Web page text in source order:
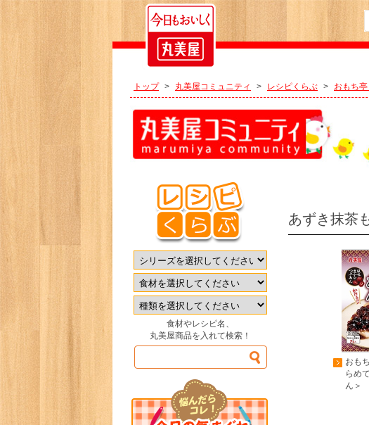
トップ > 丸美屋コミュニティ > レシピくらぶ > おもち
食材やレシピ名、
丸美屋商品を入れて検索！
あずき抹茶
おも
らめ
ん＞